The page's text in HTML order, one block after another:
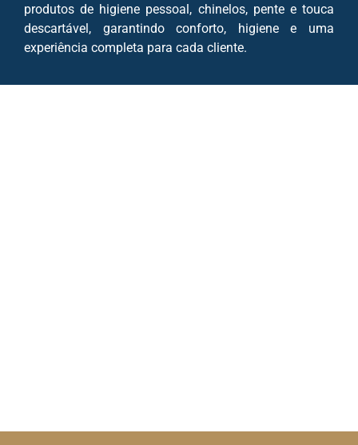
produtos de higiene pessoal, chinelos, pente e touca
descartável, garantindo conforto, higiene e uma
experiência completa para cada cliente.